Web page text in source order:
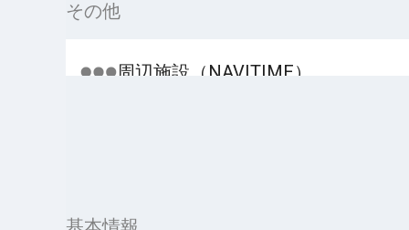
その他
周辺施設（NAVITIME）